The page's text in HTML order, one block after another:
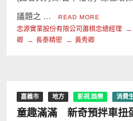
議題之 … READ MORE
忠源實業股份有限公司蕭棋忠總經理
卿
長泰精密 黃秀卿
嘉義市 地方 影視.娛樂 消費
童趣滿滿 新奇預拌車扭